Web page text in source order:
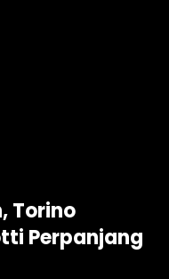
Torino
Perpanjang